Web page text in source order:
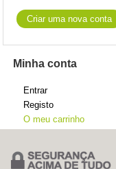
Minha conta
Entrar
Registo
O meu carrinho